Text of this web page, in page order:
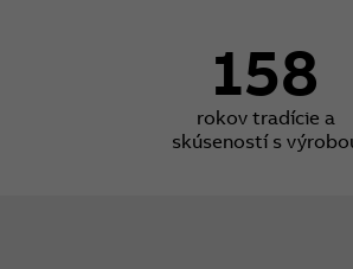
158
rokov tradície a
skúseností s